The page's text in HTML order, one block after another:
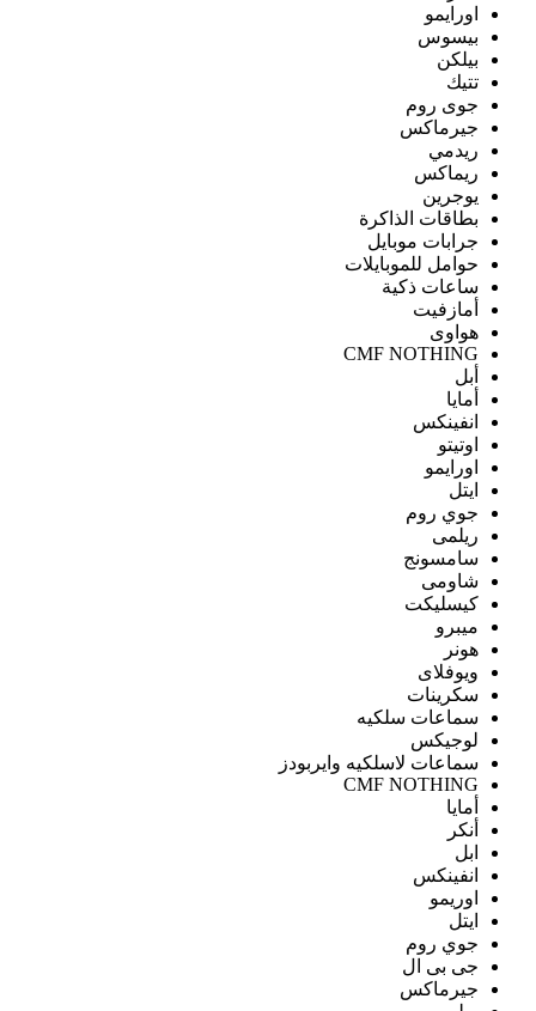
اورايمو
بيسوس
بيلكن
تتيك
جوى روم
جيرماكس
ريدمي
ريماكس
يوجرين
بطاقات الذاكرة
جرابات موبايل
حوامل للموبايلات
ساعات ذكية
أمازفيت
هواوى
CMF NOTHING
أبل
أمايا
انفينكس
اوتيتو
اورايمو
ايتل
جوي روم
ريلمى
سامسونج
شاومى
كيسليكت
ميبرو
هونر
ويوفلاى
سكرينات
سماعات سلكيه
لوجيكس
سماعات لاسلكيه وايربودز
CMF NOTHING
أمايا
أنكر
ابل
انفينكس
اوريمو
ايتل
جوي روم
جى بى ال
جيرماكس